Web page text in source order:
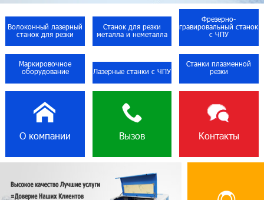
Волоконный лазерный
станок для резки
Станок для резки
металла и неметалла
Фрезерно-
гравировальный станок
с ЧПУ
Маркировочное
оборудование
Лазерные станки с ЧПУ
Станки плазменной
резки
О компании Вызов Контакты